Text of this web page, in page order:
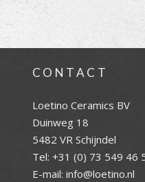
CONTACT
Loetino Ceramics BV
Duinweg 18
5482 VR Schijndel
Tel: +31 (0) 73 549 46
E-mail: info@loetino.nl